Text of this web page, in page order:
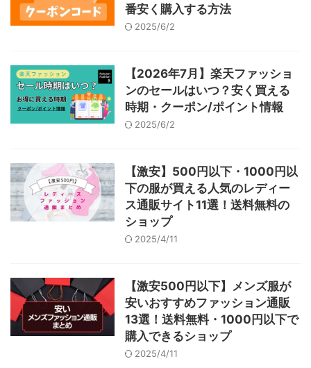
番安く購入する方法
2025/6/2
【2026年7月】楽天ファッショ
ンのセールはいつ？安く買える
時期・クーポン/ポイント情報
2025/6/2
【激安】500円以下・1000円以
下の服が買える人気のレディー
ス通販サイト11選！送料無料の
ショップ
2025/4/11
【激安500円以下】メンズ服が
安いおすすめファッション通販
13選！送料無料・1000円以下で
購入できるショップ
2025/4/11